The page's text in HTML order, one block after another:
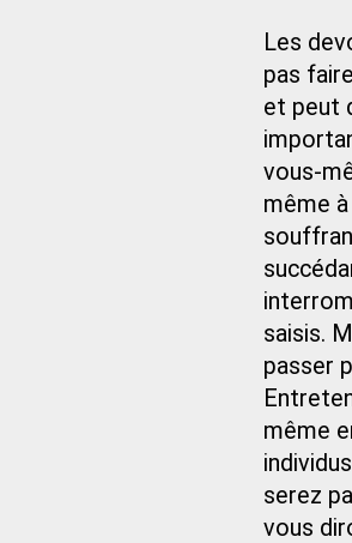
Les
pas
et peut
vous-
même
saisis.
passer
même
serez
vous